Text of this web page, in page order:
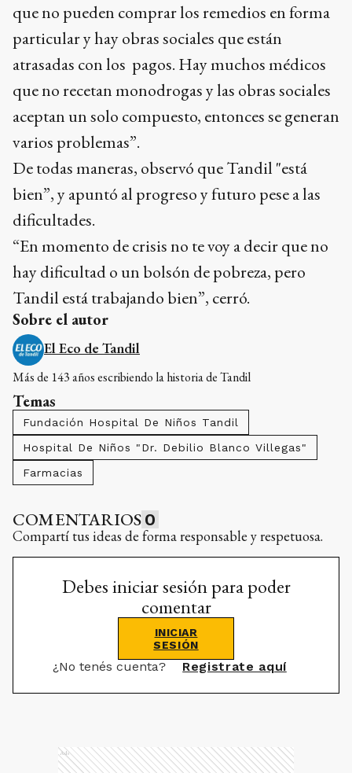
que no pueden comprar los remedios en forma
particular y hay obras sociales que están
atrasadas con los pagos. Hay muchos médicos
que no recetan monodrogas y las obras sociales
aceptan un solo compuesto, entonces se generan
varios problemas”.
De todas maneras, observó que Tandil "está
bien”, y apuntó al progreso y futuro pese a las
dificultades.
“En momento de crisis no te voy a decir que no
hay dificultad o un bolsón de pobreza, pero
Tandil está trabajando bien”, cerró.
Sobre el autor
El Eco de Tandil
Más de 143 años escribiendo la historia de Tandil
Temas
Fundación Hospital De Niños Tandil
Hospital De Niños "Dr. Debilio Blanco Villegas"
Farmacias
COMENTARIOS 0
Compartí tus ideas de forma responsable y respetuosa.
Debes iniciar sesión para poder
comentar
INICIAR
SESIÓN
¿No tenés cuenta? Registrate aquí
Ads